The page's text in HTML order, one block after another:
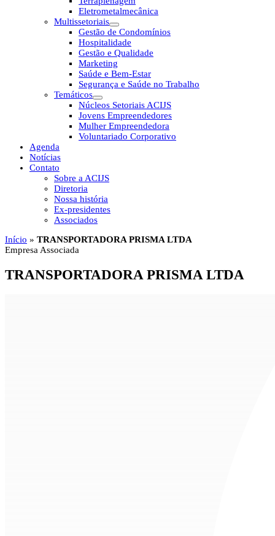
Eletrometalmecânica
Multissetoriais
Gestão de Condomínios
Hospitalidade
Gestão e Qualidade
Marketing
Saúde e Bem-Estar
Segurança e Saúde no Trabalho
Temáticos
Núcleos Setoriais ACIJS
Jovens Empreendedores
Mulher Empreendedora
Voluntariado Corporativo
Agenda
Notícias
Contato
Sobre a ACIJS
Diretoria
Nossa história
Ex-presidentes
Associados
Início » TRANSPORTADORA PRISMA LTDA
Empresa Associada
TRANSPORTADORA PRISMA LTDA